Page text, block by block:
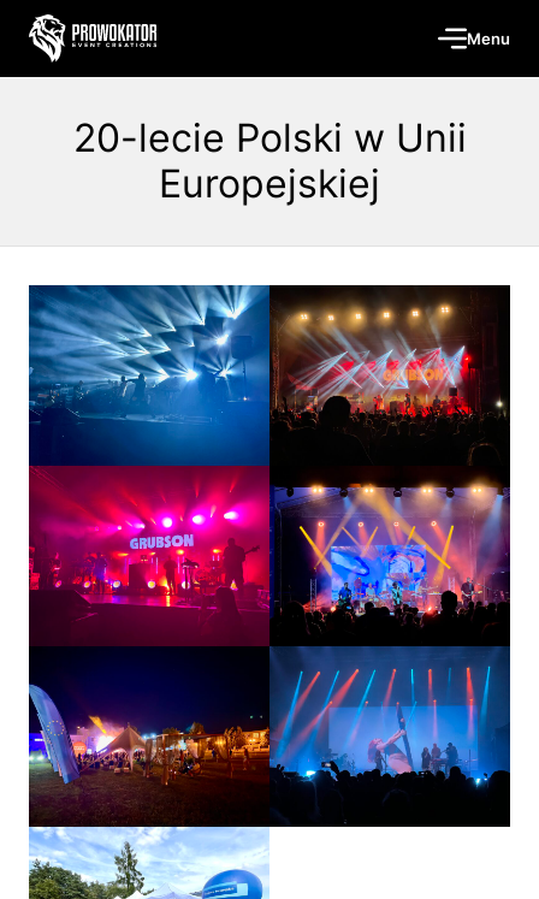
Menu
20-lecie Polski w Unii
Europejskiej